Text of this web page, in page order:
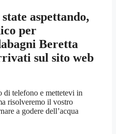
aspettando,
per
Beretta
sul sito web
di telefono e mettetevi in
risolveremo il vostro
a godere dell’acqua